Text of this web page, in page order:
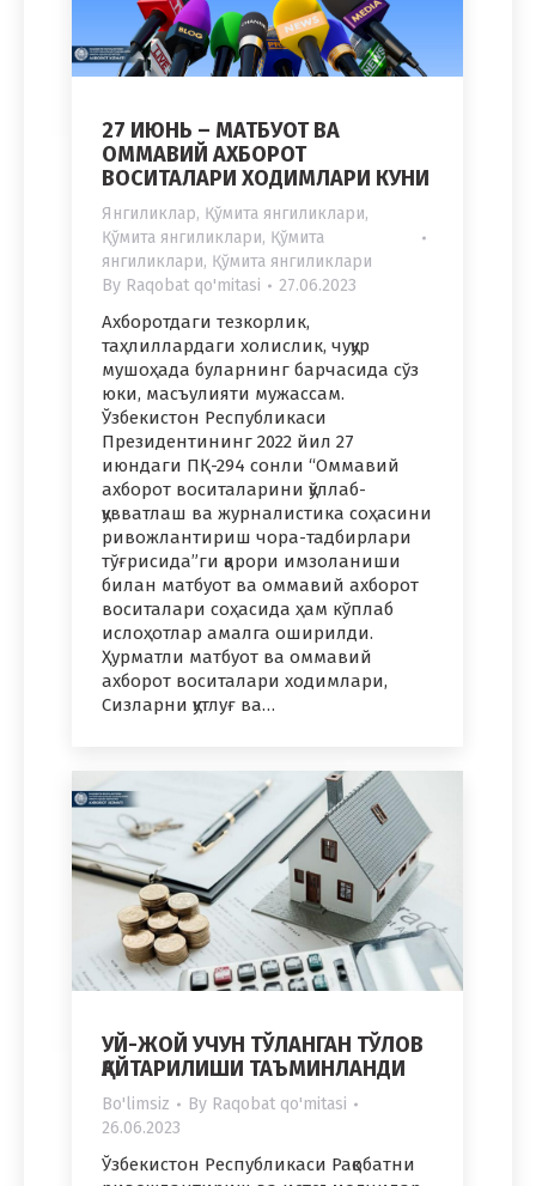
27 ИЮНЬ – МАТБУОТ ВА
ОММАВИЙ АХБОРОТ
ВОСИТАЛАРИ ХОДИМЛАРИ КУНИ
Янгиликлар, Қўмита янгиликлари,
Қўмита янгиликлари, Қўмита
янгиликлари, Қўмита янгиликлари
By Raqobat qo'mitasi 27.06.2023
Ахборотдаги тезкорлик,
таҳлиллардаги холислик, чуқур
мушоҳада буларнинг барчасида сўз
юки, масъулияти мужассам.
Ўзбекистон Республикаси
Президентининг 2022 йил 27
июндаги ПҚ-294 сонли “Оммавий
ахборот воситаларини қўллаб-
қувватлаш ва журналистика соҳасини
ривожлантириш чора-тадбирлари
тўғрисида”ги қарори имзоланиши
билан матбуот ва оммавий ахборот
воситалари соҳасида ҳам кўплаб
ислоҳотлар амалга оширилди.
Ҳурматли матбуот ва оммавий
ахборот воситалари ходимлари,
Сизларни қутлуғ ва…
УЙ-ЖОЙ УЧУН ТЎЛАНГАН ТЎЛОВ
ҚАЙТАРИЛИШИ ТАЪМИНЛАНДИ
Bo'limsiz By Raqobat qo'mitasi
26.06.2023
Ўзбекистон Республикаси Рақобатни